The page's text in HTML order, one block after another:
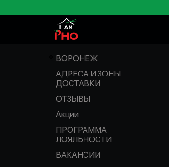
ВОРОНЕЖ
АДРЕСА И ЗОНЫ
ДОСТАВКИ
ОТЗЫВЫ
Акции
ПРОГРАММА
ЛОЯЛЬНОСТИ
ВАКАНСИИ